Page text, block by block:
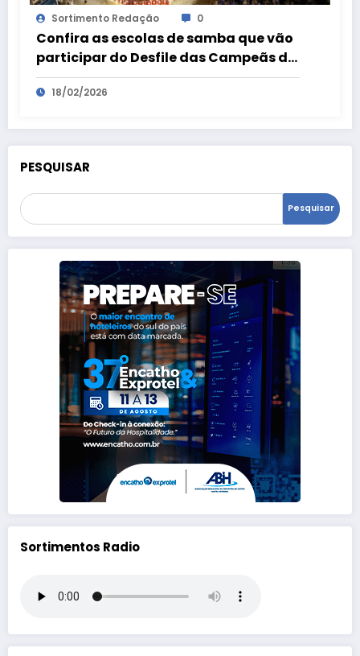
Sortimento Redação 0
Confira as escolas de samba que vão
participar do Desfile das Campeãs do
Carnaval 2026 do Rio de Janeiro
18/02/2026
PESQUISAR
Pesquisar
Sortimentos Radio